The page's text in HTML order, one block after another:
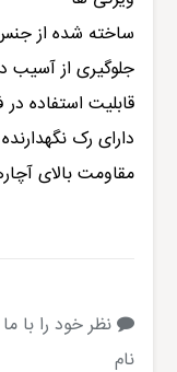
ساخته شده از
جلوگیری از
قابلیت استفاده
دارای رک
مقاومت بالای
نظر خود را با
نام